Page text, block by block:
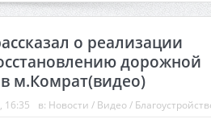
о реализации
дорожной
м.Комрат(видео)
16:35 в: Новости / Видео/